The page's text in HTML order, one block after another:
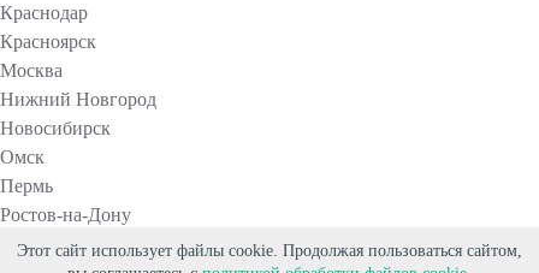
Этот сайт использует файлы cookie. Продолжая пользоваться сайтом,
Краснодар
Красноярск
Москва
Нижний Новгород
Новосибирск
Омск
Пермь
Ростов-на-Дону
Самара